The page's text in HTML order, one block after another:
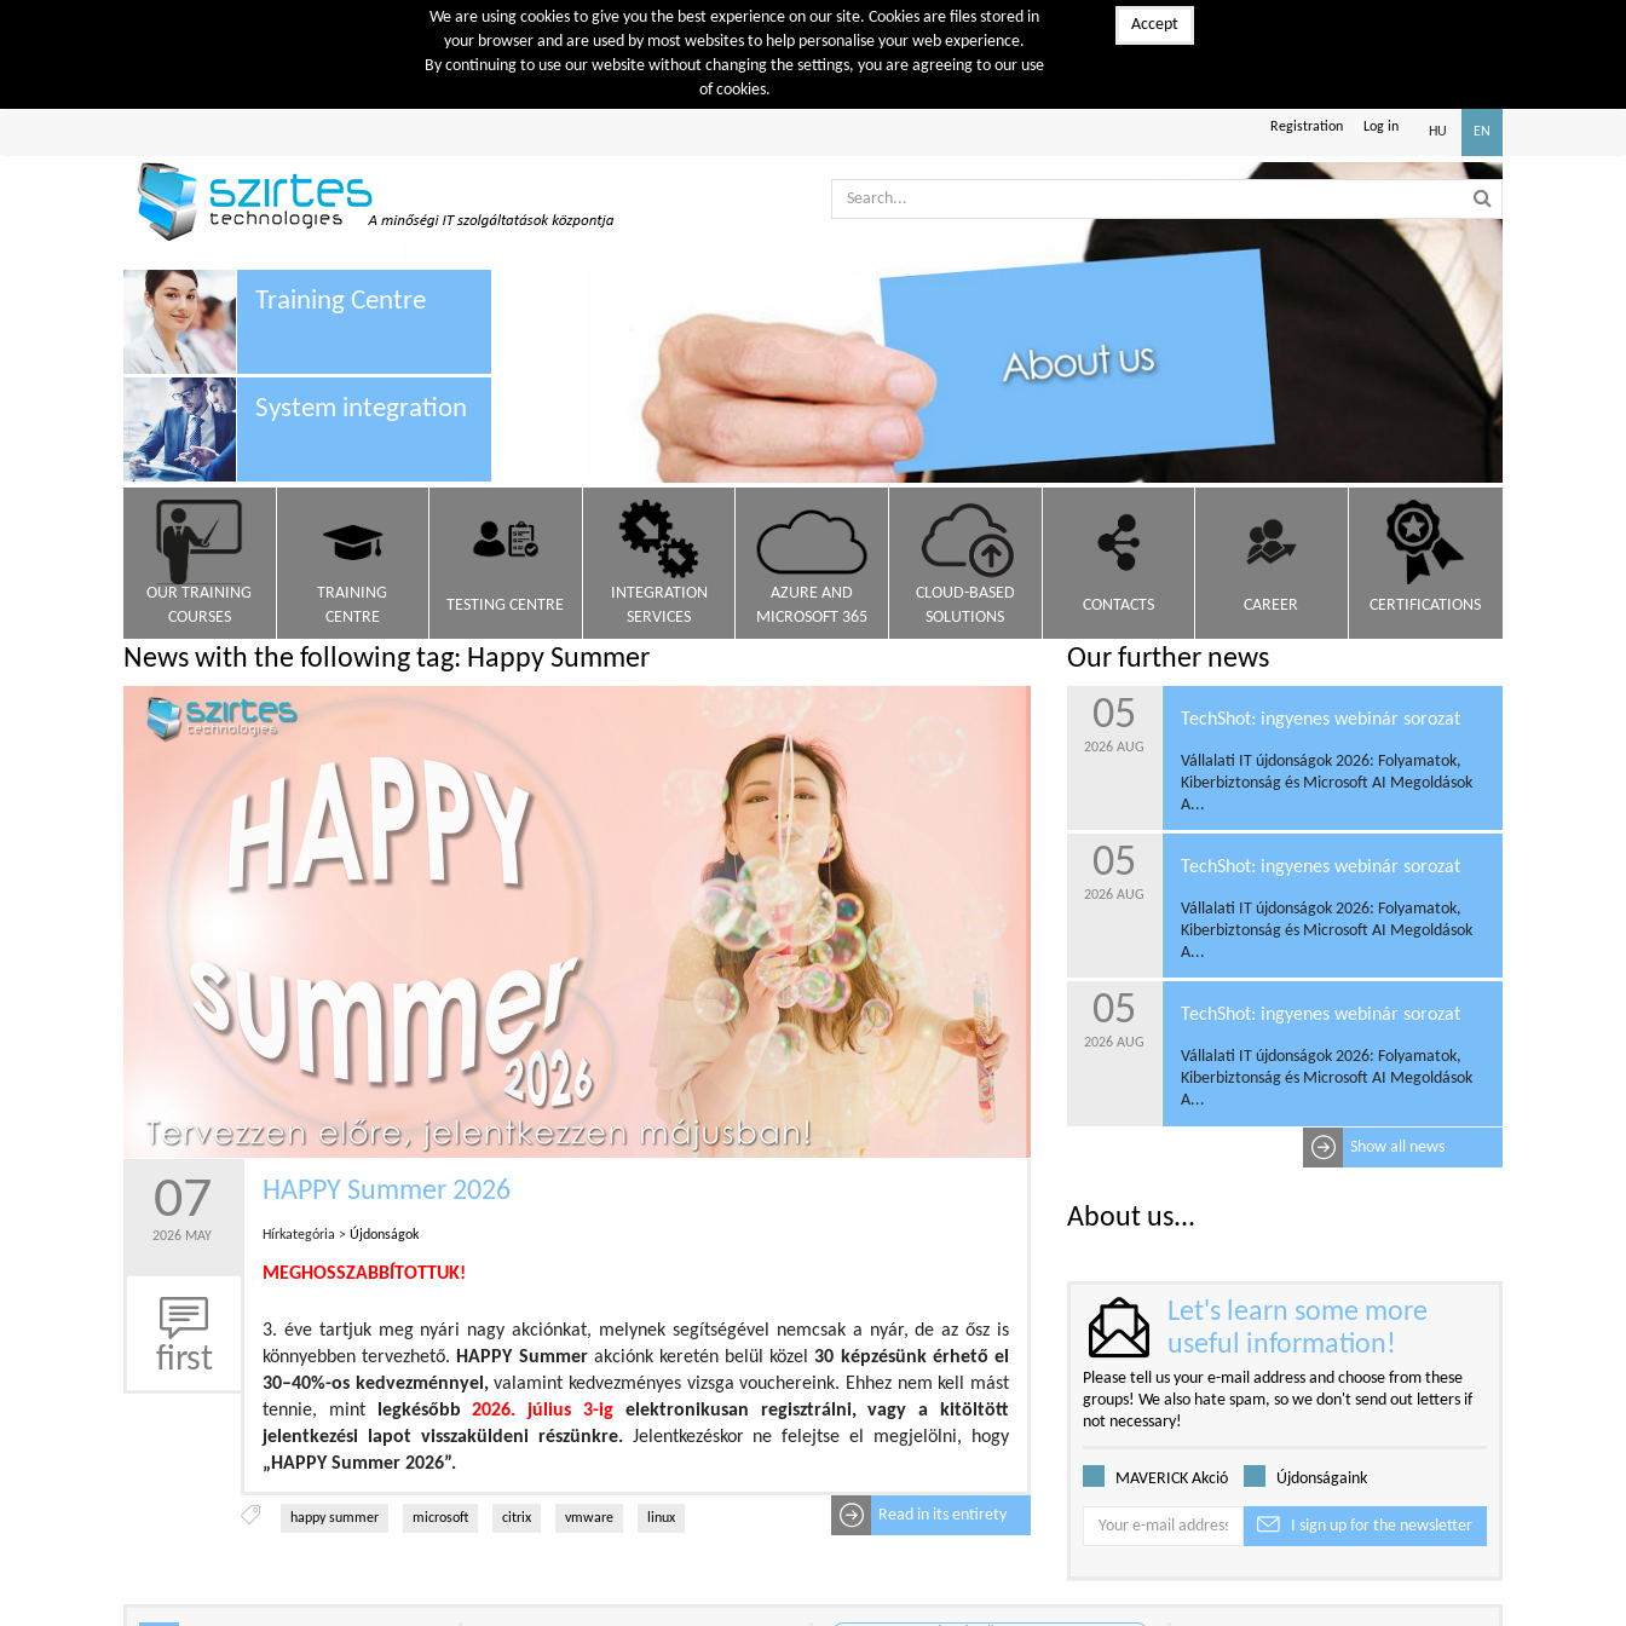
We are using cookies to give you the best experience on our site. Cookies are files stored in
your browser and are used by most websites to help personalise your web experience.
By continuing to use our website without changing the settings, you are agreeing to our use
of cookies.
Accept
HU EN
Registration Log in
Training Centre
System integration
OUR TRAINING
COURSES
TRAINING
CENTRE
TESTING CENTRE
INTEGRATION
SERVICES
AZURE AND
MICROSOFT 365
CLOUD-BASED
SOLUTIONS
CONTACTS CAREER CERTIFICATIONS
News with the following tag: Happy Summer
07
2026 MAY
first
HAPPY Summer 2026
Hírkategória > Újdonságok
MEGHOSSZABBÍTOTTUK!
3. éve tartjuk meg nyári nagy akciónkat, melynek segítségével nemcsak a nyár, de az ősz is
könnyebben tervezhető. HAPPY Summerakciónk keretén belül közel30 képzésünk érhető el
30–40%-os kedvezménnyel,valamint kedvezményes vizsga vouchereink. Ehhez nem kell mást
tennie, mint
legkésőbb2026. július 3-ig elektronikusan regisztrálni, vagy a kitöltött
jelentkezési lapot visszaküldeni részünkre.Jelentkezéskor ne felejtse el megjelölni, hogy
„HAPPY Summer 2026”.
happy summer microsoft citrix vmware linux Read in its entirety
Our further news
05
2026 AUG
TechShot: ingyenes webinár sorozat
Vállalati IT újdonságok 2026: Folyamatok,
Kiberbiztonság és Microsoft AI Megoldások
A...
05
2026 AUG
TechShot: ingyenes webinár sorozat
Vállalati IT újdonságok 2026: Folyamatok,
Kiberbiztonság és Microsoft AI Megoldások
A...
05
2026 AUG
TechShot: ingyenes webinár sorozat
Vállalati IT újdonságok 2026: Folyamatok,
Kiberbiztonság és Microsoft AI Megoldások
A...
Show all news
About us...
Let's learn some more
useful information!
Please tell us your e-mail address and choose from these
groups! We also hate spam, so we don't send out letters if
not necessary!
MAVERICK Akció Újdonságaink
I sign up for the newsletter